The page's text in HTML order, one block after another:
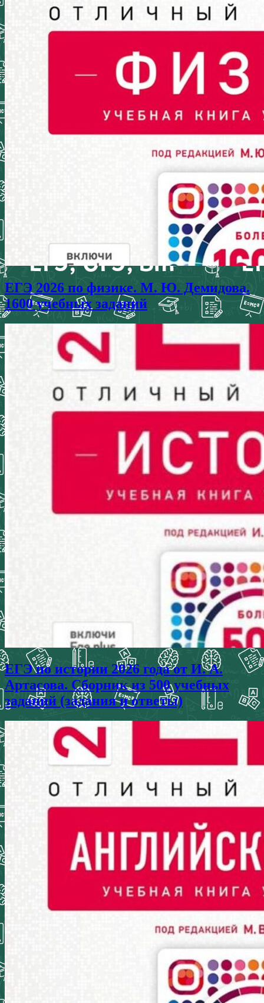
ЕГЭ 2026 по физике. М. Ю. Демидова.
1600 учебных заданий
ЕГЭ по истории 2026 года от И. А.
Артасова. Сборник из 500 учебных
заданий (задания и ответы)